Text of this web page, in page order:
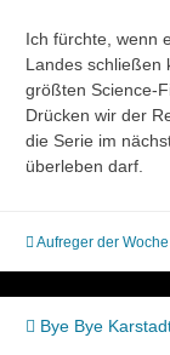
Ich fürchte, wenn
Landes schließen
größten Science-
Drücken wir der
die Serie im
überleben darf.
Aufreger der Woche
Bye Bye